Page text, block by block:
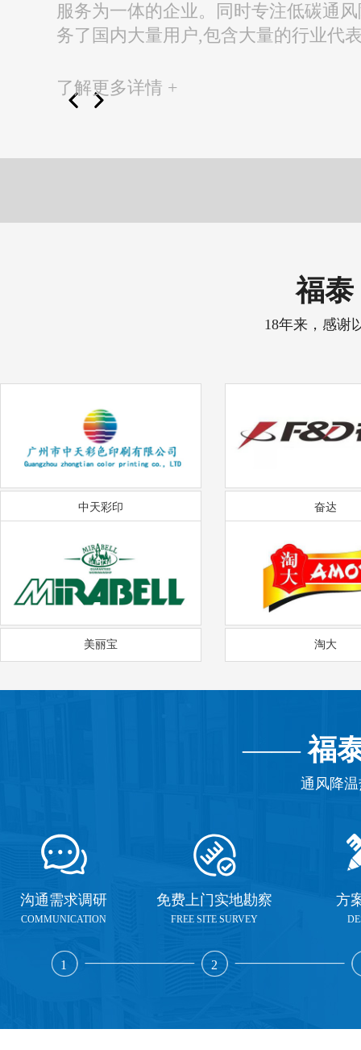
服务为一体的企业。同时专注低碳通
务了国内大量用户,包含大量的行业代
了解更多详情 +
福泰
18年来，感谢
中天彩印 奋达
美丽宝 淘大
——福
通风降
沟通需求调研
COMMUNICATION
1
免费上门实地勘察
FREE SITE SURVEY
2
方